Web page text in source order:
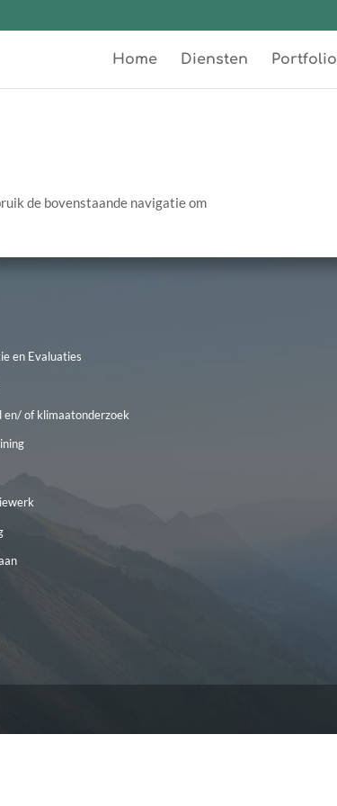
Home Diensten Portfolio
de bovenstaande navigatie om
en Evaluaties
en/ of klimaatonderzoek